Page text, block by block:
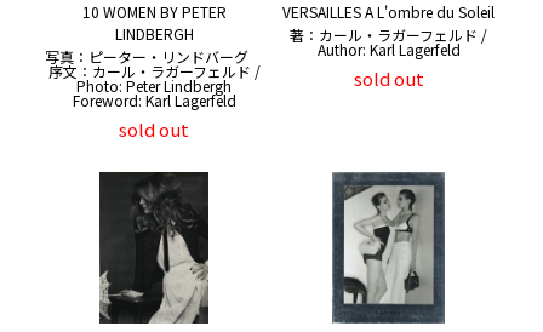
10 WOMEN BY PETER
LINDBERGH
写真：ピーター・リンドバーグ
序文：カール・ラガーフェルド /
Photo: Peter Lindbergh
Foreword: Karl Lagerfeld
sold out
VERSAILLES A L'ombre du Soleil
著：カール・ラガーフェルド /
Author: Karl Lagerfeld
sold out